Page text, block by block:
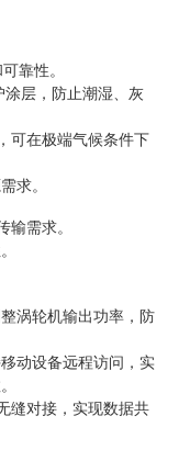
靠性。
层，防止潮湿、灰
可在极端气候条件下
求。
需求。
涡轮机输出功率，防
动设备远程访问，实
缝对接，实现数据共